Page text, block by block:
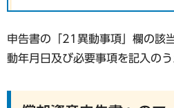
申告書の「21異動事項」欄の該
動年月日及び必要事項を記入のう